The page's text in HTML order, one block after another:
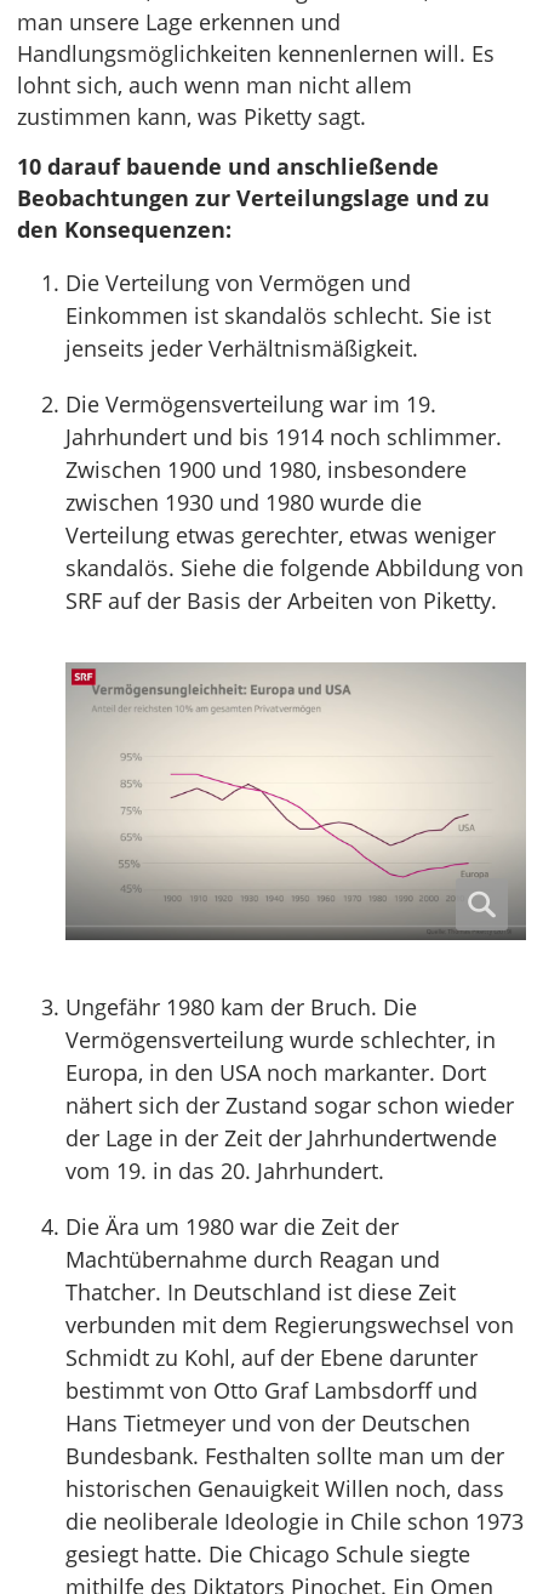
man unsere Lage erkennen und
Handlungsmöglichkeiten kennenlernen will. Es
lohnt sich, auch wenn man nicht allem
zustimmen kann, was Piketty sagt.
10 darauf bauende und anschließende
Beobachtungen zur Verteilungslage und zu
den Konsequenzen:
Die Verteilung von Vermögen und
Einkommen ist skandalös schlecht. Sie ist
jenseits jeder Verhältnismäßigkeit.
Die Vermögensverteilung war im 19.
Jahrhundert und bis 1914 noch schlimmer.
Zwischen 1900 und 1980, insbesondere
zwischen 1930 und 1980 wurde die
Verteilung etwas gerechter, etwas weniger
skandalös. Siehe die folgende Abbildung von
SRF auf der Basis der Arbeiten von Piketty.
Ungefähr 1980 kam der Bruch. Die
Vermögensverteilung wurde schlechter, in
Europa, in den USA noch markanter. Dort
nähert sich der Zustand sogar schon wieder
der Lage in der Zeit der Jahrhundertwende
vom 19. in das 20. Jahrhundert.
Die Ära um 1980 war die Zeit der
Machtübernahme durch Reagan und
Thatcher. In Deutschland ist diese Zeit
verbunden mit dem Regierungswechsel von
Schmidt zu Kohl, auf der Ebene darunter
bestimmt von Otto Graf Lambsdorff und
Hans Tietmeyer und von der Deutschen
Bundesbank. Festhalten sollte man um der
historischen Genauigkeit Willen noch, dass
die neoliberale Ideologie in Chile schon 1973
gesiegt hatte. Die Chicago Schule siegte
mithilfe des Diktators Pinochet. Ein Omen